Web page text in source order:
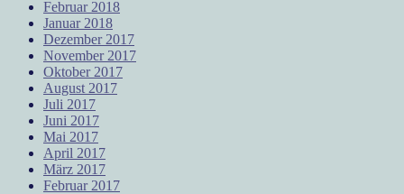
Februar 2018
Januar 2018
Dezember 2017
November 2017
Oktober 2017
August 2017
Juli 2017
Juni 2017
Mai 2017
April 2017
März 2017
Februar 2017